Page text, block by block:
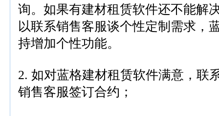
询。如果有建材租赁软件还不能解
以联系销售客服谈个性定制需求，
持增加个性功能。
2. 如对蓝格建材租赁软件满意，联
销售客服签订合约；